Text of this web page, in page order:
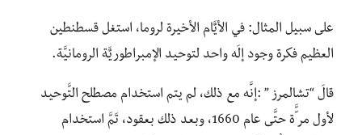
على سبيل المثال: في الأيٌَام الأخيرة لروما، استغل قسطنطين
العظيم فكرة وجود إلَه واحد لتوحيد الإمبراطوريٌَة الرومانيَّة.
قالَ “تشالمرز ” :إنَّه مع ذلك، لم يتم استخدام مصطلح التَّوحيد
لأول مر َّّة حتَّى عام 1660، وبعد ذلك بعقود، تَمَّ استخدام